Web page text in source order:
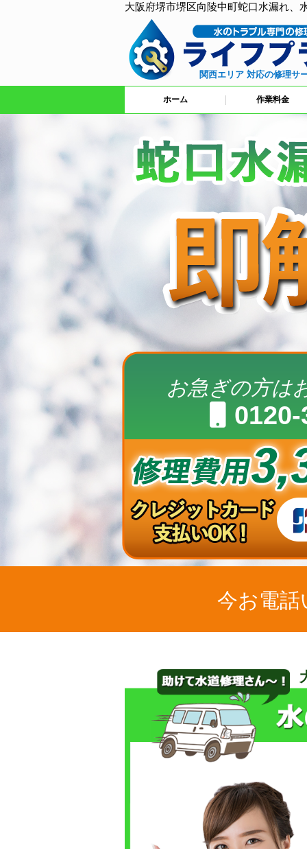
大阪府堺市堺区向陵中町蛇口水漏れ、
関西エリア 対応の修理サ
ホーム 作業料金
お急ぎの方は
今お電